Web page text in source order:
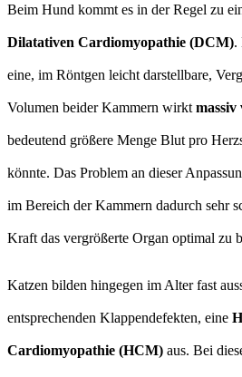
Beim Hund kommt es in der Regel zu
Dilatativen Cardiomyopathie (DCM).
eine, im Röntgen leicht darstellbare,
Volumen beider Kammern wirkt
bedeutend größere Menge Blut pro
könnte. Das Problem an dieser
im Bereich der Kammern dadurch sehr
Kraft das vergrößerte Organ optimal zu
Katzen bilden hingegen im Alter fast
entsprechenden Klappendefekten, eine
Cardiomyopathie (HCM) aus. Bei